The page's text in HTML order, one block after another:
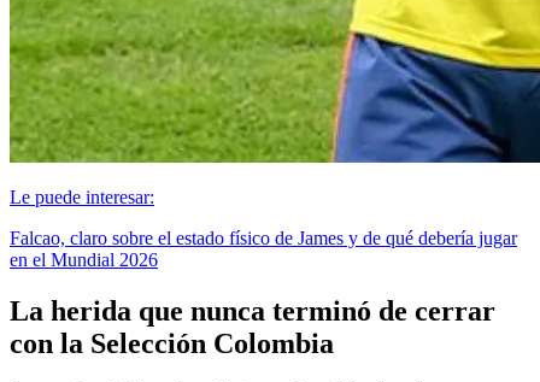
Le puede interesar:
Falcao, claro sobre el estado físico de James y de qué debería jugar
en el Mundial 2026
La herida que nunca terminó de cerrar
con la Selección Colombia